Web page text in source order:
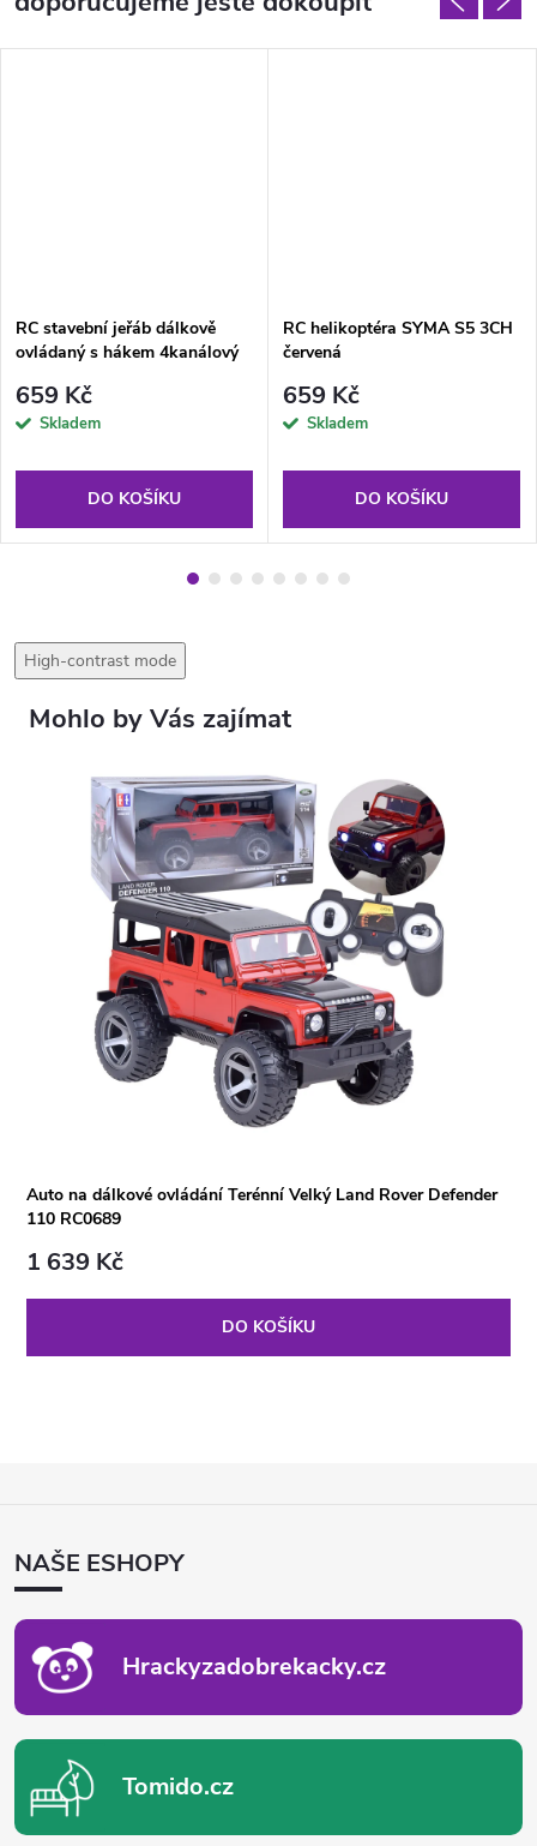
RC stavební jeřáb dálkově
ovládaný s hákem 4kanálový
659 Kč
Skladem
DO KOŠÍKU
RC helikoptéra SYMA S5 3CH
červená
659 Kč
Skladem
DO KOŠÍKU
High-contrast mode
Auto na dálkové ovládání Terénní Velký Land Rover Defender
110 RC0689
1 639 Kč
DO KOŠÍKU
ANAŠE ESHOPY
Hrackyzadobrekacky.cz
Tomido.cz